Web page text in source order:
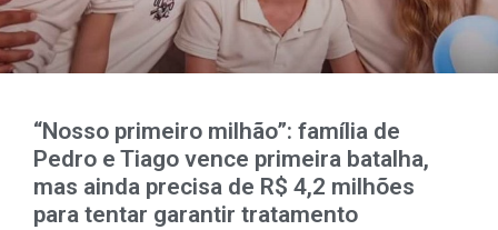
“Nosso primeiro milhão”: família de
Pedro e Tiago vence primeira batalha,
mas ainda precisa de R$ 4,2 milhões
para tentar garantir tratamento